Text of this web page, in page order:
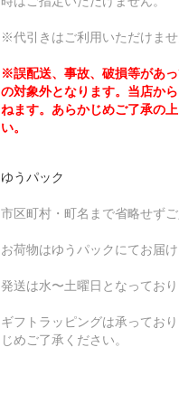
※代引きはご利用いただけませ
※誤配送、事故、破損等があ
の対象外となります。当店か
ねます。あらかじめご了承の
い。
ゆうパック
市区町村・町名まで省略せずご
お荷物はゆうパックにてお届け
発送は水〜土曜日となっており
ギフトラッピングは承ってお
じめご了承ください。